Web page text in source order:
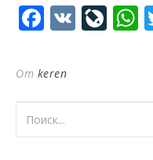
VK
От keren